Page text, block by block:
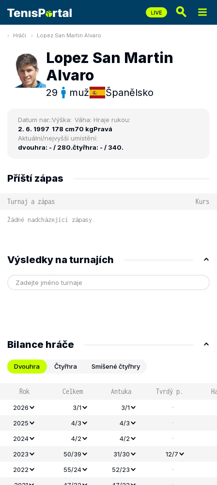
Hráči Lopez San Martin Alvaro
Lopez San Martin
Alvaro
29 muž Španělsko
Datum nar.:
2. 6. 1997
Výška:
178 cm
Váha:
70 kg
Hraje rukou:
Pravá
Aktuální/nejvyšší umístění:
dvouhra: - / 280.čtyřhra: - / 340.
Příští zápas
Turnaj a zápas Kurs
Žádné nadcházející zápasy.
Výsledky na turnajích
Bilance hráče
Dvouhra Čtyřhra Smíšené čtyřhry
Rok Celkem Antuka Tvrdý p.
2026 3/1 3/1 -
2025 4/3 4/3 -
2024 4/2 4/2 -
2023 50/39 31/30 12/7
2022
55/24 52/23 -